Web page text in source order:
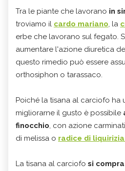
Tra le piante che lavorano in
troviamo il cardo mariano, la
erbe che lavorano sul fegato.
aumentare l'azione diuretica
questo rimedio può essere
orthosiphon o tarassaco.
Poiché la tisana al carciofo ha
migliorarne il gusto è possibile
finocchio, con azione
di melissa o radice di
La tisana al carciofo si